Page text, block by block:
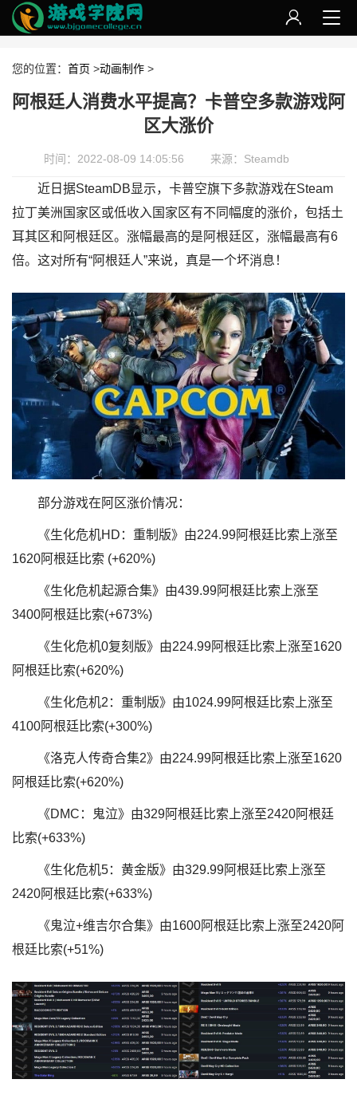
您的位置： 首页 >动画制作 >
阿根廷人消费水平提高？卡普空多款游戏阿
区大涨价
时间：2022-08-09 14:05:56 来源：Steamdb
近日据SteamDB显示，卡普空旗下多款游戏在Steam
拉丁美洲国家区或低收入国家区有不同幅度的涨价，包括土
耳其区和阿根廷区。涨幅最高的是阿根廷区，涨幅最高有6
倍。这对所有“阿根廷人”来说，真是一个坏消息！
部分游戏在阿区涨价情况：
《生化危机HD：重制版》由224.99阿根廷比索上涨至
1620阿根廷比索 (+620%)
《生化危机起源合集》由439.99阿根廷比索上涨至
3400阿根廷比索(+673%)
《生化危机0复刻版》由224.99阿根廷比索上涨至1620
阿根廷比索(+620%)
《生化危机2：重制版》由1024.99阿根廷比索上涨至
4100阿根廷比索(+300%)
《洛克人传奇合集2》由224.99阿根廷比索上涨至1620
阿根廷比索(+620%)
《DMC：鬼泣》由329阿根廷比索上涨至2420阿根廷
比索(+633%)
《生化危机5：黄金版》由329.99阿根廷比索上涨至
2420阿根廷比索(+633%)
《鬼泣+维吉尔合集》由1600阿根廷比索上涨至2420阿
根廷比索(+51%)